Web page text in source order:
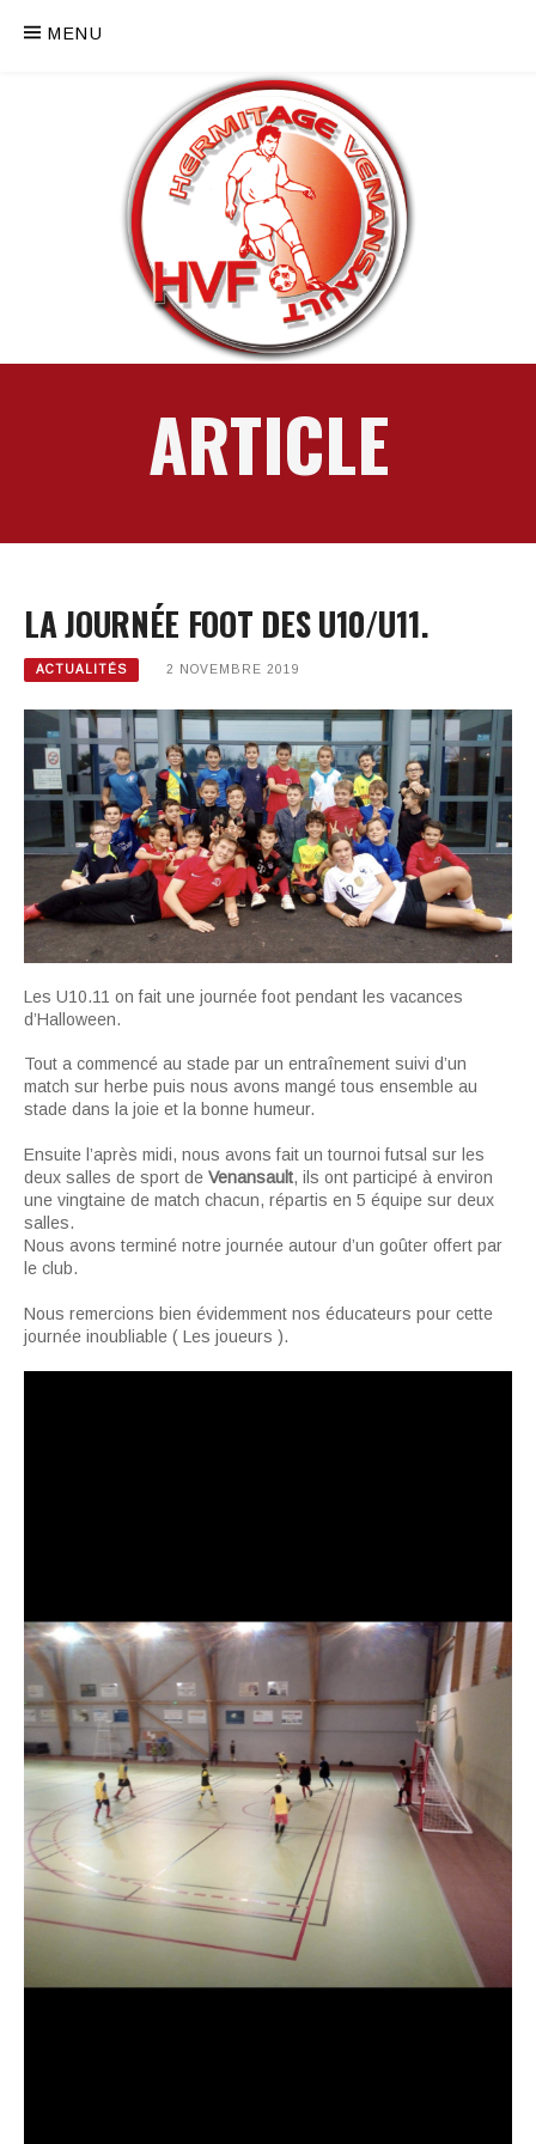
MENU
ARTICLE
LA JOURNÉE FOOT DES U10/U11.
ACTUALITÉS 2 NOVEMBRE 2019
Les U10.11 on fait une journée foot pendant les vacances
d’Halloween.
Tout a commencé au stade par un entraînement suivi d’un
match sur herbe puis nous avons mangé tous ensemble au
stade dans la joie et la bonne humeur.
Ensuite l’après midi, nous avons fait un tournoi futsal sur les
deux salles de sport de Venansault, ils ont participé à environ
une vingtaine de match chacun, répartis en 5 équipe sur deux
salles.
Nous avons terminé notre journée autour d’un goûter offert par
le club.
Nous remercions bien évidemment nos éducateurs pour cette
journée inoubliable ( Les joueurs ).